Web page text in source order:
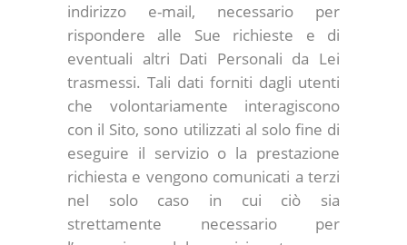
indirizzo e-mail, necessario per
rispondere alle Sue richieste e di
eventuali altri Dati Personali da Lei
trasmessi. Tali dati forniti dagli utenti
che volontariamente interagiscono
con il Sito, sono utilizzati al solo fine di
eseguire il servizio o la prestazione
richiesta e vengono comunicati a terzi
nel solo caso in cui ciò sia
strettamente necessario per